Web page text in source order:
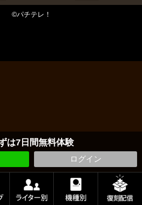
は7日間無料体験
ログイン
©パチテレ！